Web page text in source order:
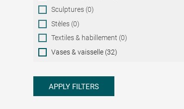
Sculptures (0)
Stèles (0)
Textiles & habillement (0)
Vases & vaisselle (32)
APPLY FILTERS